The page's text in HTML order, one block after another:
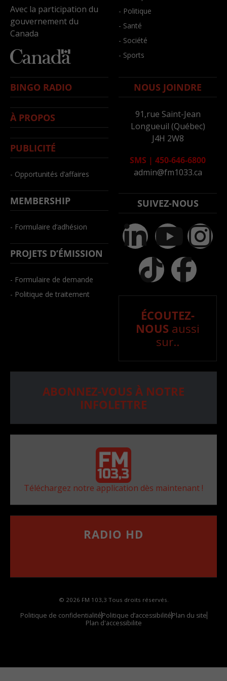
Avec la participation du
gouvernement du
Canada
- Politique
- Santé
- Société
- Sports
BINGO RADIO
À PROPOS
PUBLICITÉ
- Opportunités d’affaires
MEMBERSHIP
- Formulaire d’adhésion
PROJETS D’ÉMISSION
- Formulaire de demande
- Politique de traitement
NOUS JOINDRE
91,rue Saint-Jean
Longueuil (Québec)
J4H 2W8
SMS | 450-646-6800
admin@fm1033.ca
SUIVEZ-NOUS
ÉCOUTEZ-
NOUS aussi
sur..
ABONNEZ-VOUS À NOTRE
INFOLETTRE
Téléchargez notre application dès maintenant !
RADIO HD
© 2026 FM 103,3 Tous droits réservés.
Politique de confidentialitéPolitique d’accessibilitéPlan du site
Plan d'accessibilite